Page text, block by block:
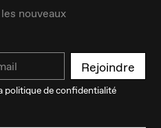
nouveaux
Rejoindre
politique de confidentialité